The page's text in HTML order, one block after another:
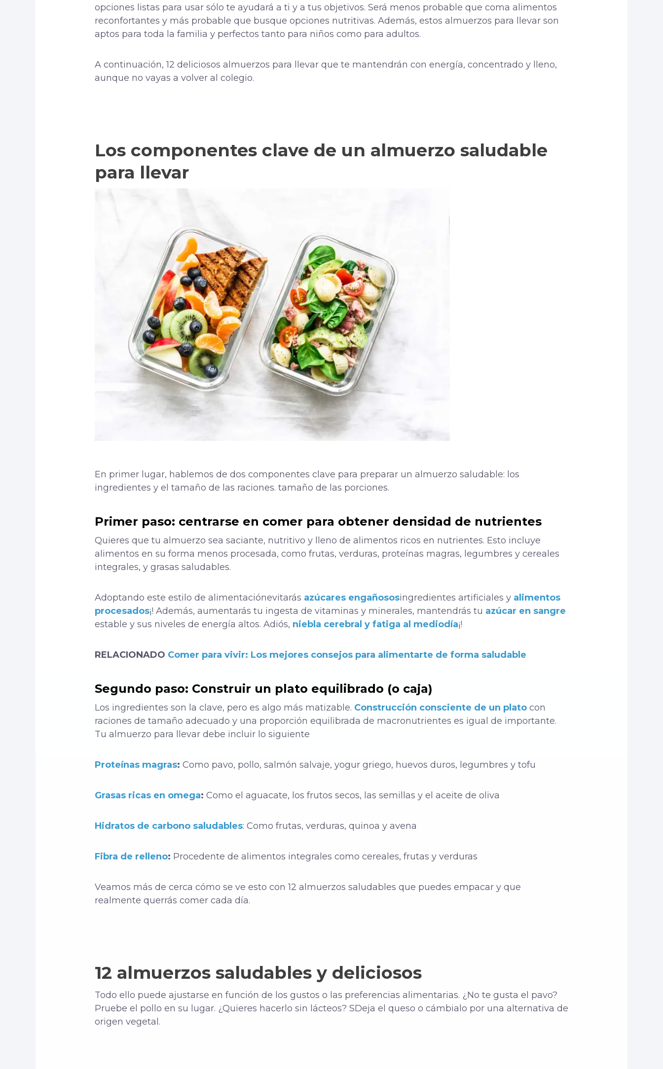
opciones listas para usar sólo te ayudará a ti y a tus objetivos. Será menos probable que coma alimentos
reconfortantes y más probable que busque opciones nutritivas. Además, estos almuerzos para llevar son
aptos para toda la familia y perfectos tanto para niños como para adultos.
A continuación, 12 deliciosos almuerzos para llevar que te mantendrán con energía, concentrado y lleno,
aunque no vayas a volver al colegio.
Los componentes clave de un almuerzo saludable
para llevar
En primer lugar, hablemos de dos componentes clave para preparar un almuerzo saludable: los
ingredientes y el tamaño de las raciones. tamaño de las porciones.
Primer paso: centrarse en comer para obtener densidad de nutrientes
Quieres que tu almuerzo sea saciante, nutritivo y lleno de alimentos ricos en nutrientes. Esto incluye
alimentos en su forma menos procesada, como frutas, verduras, proteínas magras, legumbres y cereales
integrales, y grasas saludables.
Adoptando este estilo de alimentaciónevitarás azúcares engañososingredientes artificiales y alimentos
procesados¡! Además, aumentarás tu ingesta de vitaminas y minerales, mantendrás tu azúcar en sangre
estable y sus niveles de energía altos. Adiós, niebla cerebral y fatiga al mediodía¡!
RELACIONADO Comer para vivir: Los mejores consejos para alimentarte de forma saludable
Segundo paso: Construir un plato equilibrado (o caja)
Los ingredientes son la clave, pero es algo más matizable. Construcción consciente de un plato con
raciones de tamaño adecuado y una proporción equilibrada de macronutrientes es igual de importante.
Tu almuerzo para llevar debe incluir lo siguiente
Proteínas magras: Como pavo, pollo, salmón salvaje, yogur griego, huevos duros, legumbres y tofu
Grasas ricas en omega: Como el aguacate, los frutos secos, las semillas y el aceite de oliva
Hidratos de carbono saludables: Como frutas, verduras, quinoa y avena
Fibra de relleno: Procedente de alimentos integrales como cereales, frutas y verduras
Veamos más de cerca cómo se ve esto con 12 almuerzos saludables que puedes empacar y que
realmente querrás comer cada día.
12 almuerzos saludables y deliciosos
Todo ello puede ajustarse en función de los gustos o las preferencias alimentarias. ¿No te gusta el pavo?
Pruebe el pollo en su lugar. ¿Quieres hacerlo sin lácteos? SDeja el queso o cámbialo por una alternativa de
origen vegetal.